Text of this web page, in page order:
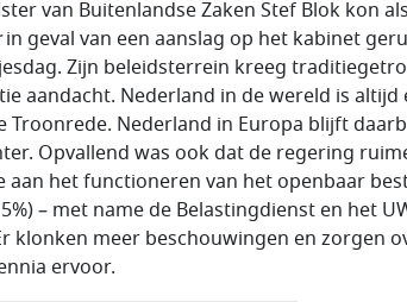
van Buitenlandse Zaken Stef Blok kon als
in geval van een aanslag op het kabinet
Zijn beleidsterrein kreeg
aandacht. Nederland in de wereld is altijd
Troonrede. Nederland in Europa blijft
Opvallend was ook dat de regering
aan het functioneren van het openbaar
– met name de Belastingdienst en het
klonken meer beschouwingen en zorgen
ervoor.